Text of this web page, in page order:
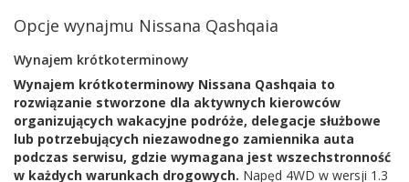
Opcje wynajmu Nissana Qashqaia
Wynajem krótkoterminowy
Wynajem krótkoterminowy Nissana Qashqaia to
rozwiązanie stworzone dla aktywnych kierowców
organizujących wakacyjne podróże, delegacje służbowe
lub potrzebujących niezawodnego zamiennika auta
podczas serwisu, gdzie wymagana jest wszechstronność
w każdych warunkach drogowych. Napęd 4WD w wersji 1.3